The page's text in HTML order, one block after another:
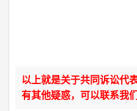
以上就是关于共同诉讼代
有其他疑惑，可以联系我